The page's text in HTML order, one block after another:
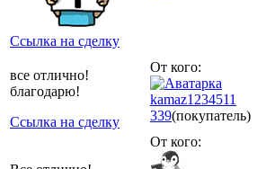
Ссылка на сделку
все отлично!
благодарю!
Ссылка на сделку
От кого:
kamaz1234511
339(покупатель)
От кого: